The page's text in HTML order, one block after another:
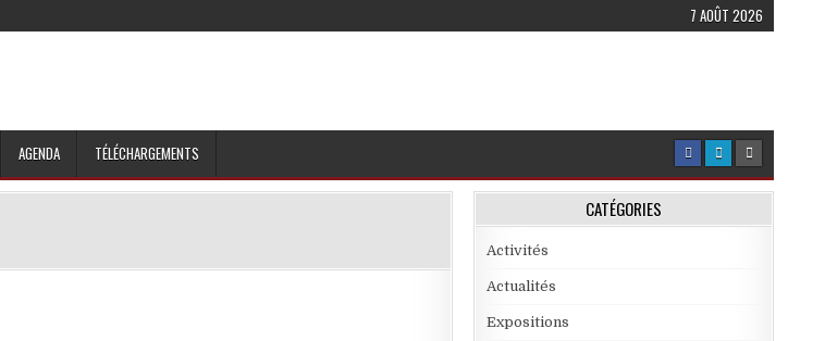
7 AOÛT 2026
AGENDA TÉLÉCHARGEMENTS
CATÉGORIES
Activités
Actualités
Expositions